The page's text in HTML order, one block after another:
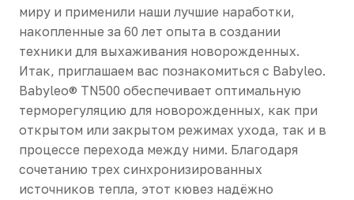
миру и применили наши лучшие наработки,
накопленные за 60 лет опыта в создании
техники для выхаживания новорожденных.
Итак, приглашаем вас познакомиться с Babyleo.
Babyleo® TN500 обеспечивает оптимальную
терморегуляцию для новорожденных, как при
открытом или закрытом режимах ухода, так и в
процессе перехода между ними. Благодаря
сочетанию трех синхронизированных
источников тепла, этот кювез надёжно